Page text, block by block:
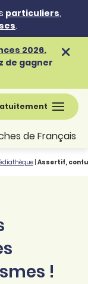
particuliers,
.
2026.
de gagner
de Français
Assertif,
!